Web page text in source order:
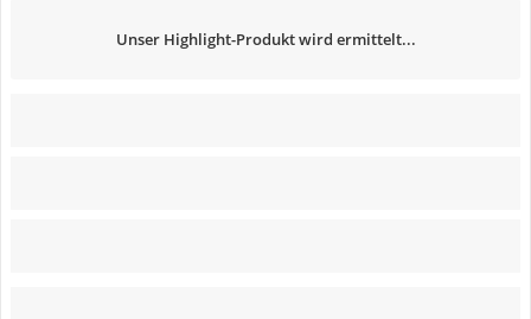
Unser Highlight-Produkt wird ermittelt...